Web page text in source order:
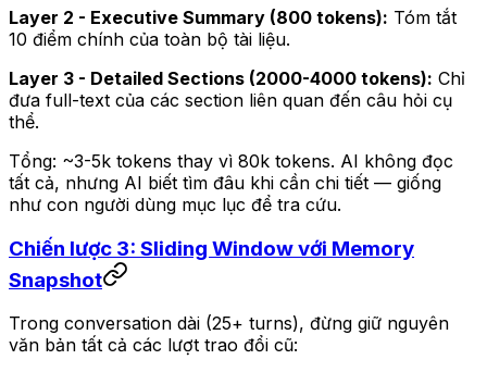
Layer 2 - Executive Summary (800 tokens): Tóm tắt
10 điểm chính của toàn bộ tài liệu.
Layer 3 - Detailed Sections (2000-4000 tokens): Chỉ
đưa full-text của các section liên quan đến câu hỏi cụ
thể.
Tổng: ~3-5k tokens thay vì 80k tokens. AI không đọc
tất cả, nhưng AI biết tìm đâu khi cần chi tiết — giống
như con người dùng mục lục để tra cứu.
Chiến lược 3: Sliding Window với Memory
Snapshot
Trong conversation dài (25+ turns), đừng giữ nguyên
văn bản tất cả các lượt trao đổi cũ: